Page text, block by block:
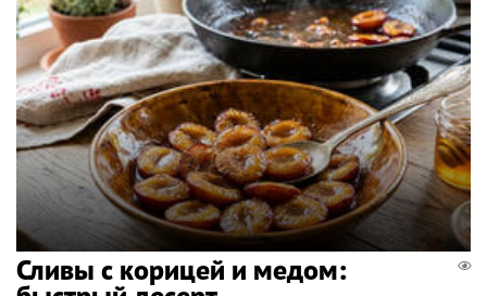
Сливы с корицей и медом: